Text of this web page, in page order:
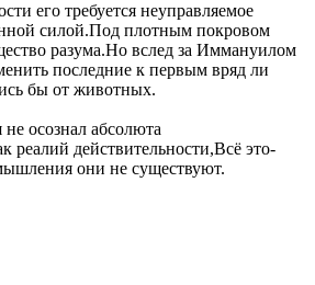
его требуется неуправляемое
силой.Под плотным покровом
разума.Но вслед за Иммануилом
последние к первым вряд ли
бы от животных.
осознал абсолюта
реалий действительности,Всё это-
они не существуют.